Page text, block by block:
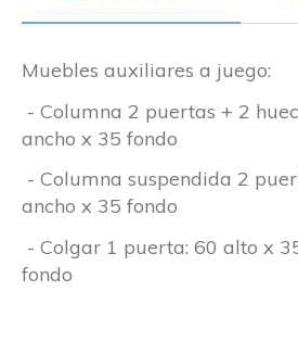
Muebles auxiliares a juego:
- Columna 2 puertas + 2
ancho x 35 fondo
- Columna suspendida 2
ancho x 35 fondo
- Colgar 1 puerta: 60 alto x
fondo